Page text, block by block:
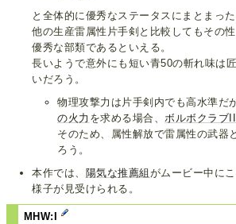
と全体的に優秀なステータスにまとまった
他の生産雷属性片手剣と比較してもその
優秀な部類であるといえる。
長いようで意外にも短い青50の斬れ味は
いだろう。
物理攻撃力は片手剣内でも高水準だ
の火力 を求める場合、ボルボクラブIII
そのため、属性解放で雷属性の武器
ろう。
本作では、 陽気な推薦組 がムービー中に
様子が見受けられる。
MHW:I